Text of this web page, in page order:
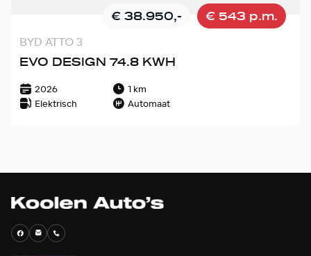
€ 38.950,- € 543 p.m.
BYD ATTO 3
EVO DESIGN 74.8 KWH
2026
1 km
Elektrisch
Automaat